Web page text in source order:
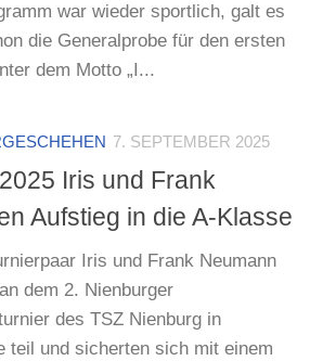
war wieder sportlich, galt es
die Generalprobe für den ersten
dem Motto „I...
7. SEPTEMBER 2025
Iris und Frank
Aufstieg in die A-Klasse
Iris und Frank Neumann
dem 2. Nienburger
des TSZ Nienburg in
teil und sicherten sich mit einem